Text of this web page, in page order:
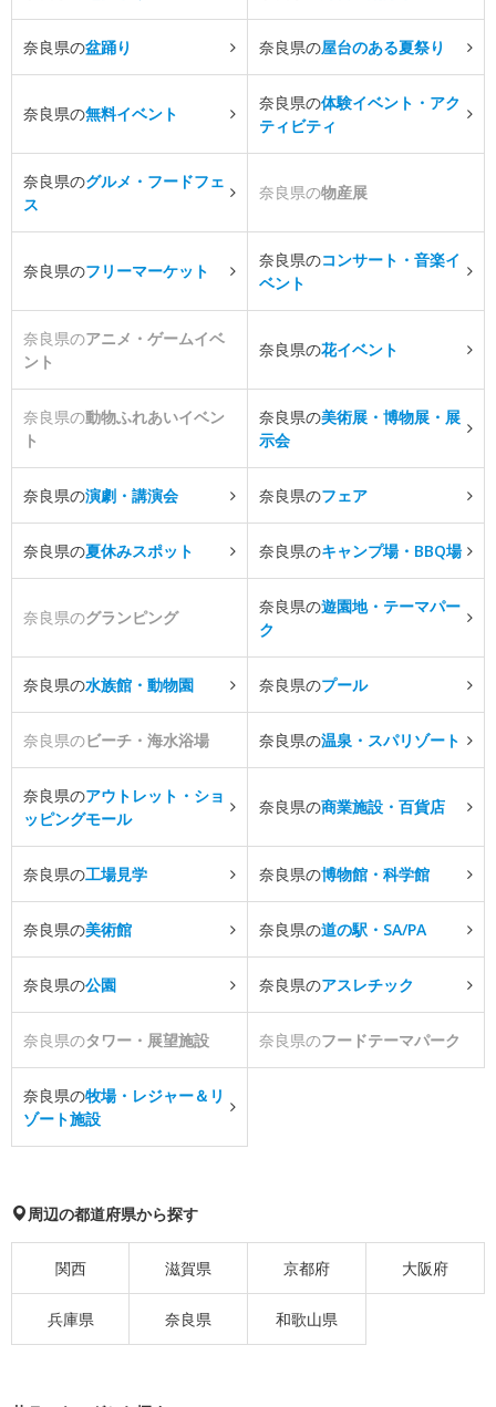
奈良県の盆踊り 奈良県の屋台のある夏祭り
奈良県の無料イベント
奈良県の体験イベント・アク
ティビティ
奈良県のグルメ・フードフェ
ス
奈良県の物産展
奈良県のフリーマーケット
奈良県のコンサート・音楽イ
ベント
奈良県のアニメ・ゲームイベ
ント
奈良県の花イベント
奈良県の動物ふれあいイベン
ト
奈良県の美術展・博物展・展
示会
奈良県の演劇・講演会 奈良県のフェア
奈良県の夏休みスポット 奈良県のキャンプ場・BBQ場
奈良県のグランピング
奈良県の遊園地・テーマパー
ク
奈良県の水族館・動物園 奈良県のプール
奈良県のビーチ・海水浴場 奈良県の温泉・スパリゾート
奈良県のアウトレット・ショ
ッピングモール
奈良県の商業施設・百貨店
奈良県の工場見学 奈良県の博物館・科学館
奈良県の美術館 奈良県の道の駅・SA/PA
奈良県の公園 奈良県のアスレチック
奈良県のタワー・展望施設 奈良県のフードテーマパーク
奈良県の牧場・レジャー＆リ
ゾート施設
周辺の都道府県から探す
関西 滋賀県 京都府 大阪府
兵庫県 奈良県 和歌山県